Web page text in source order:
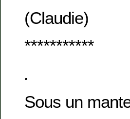
(Claudie)
***********
.
Sous un